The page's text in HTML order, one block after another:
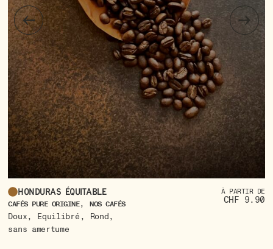
Honduras équitable
CAFÉS PURE ORIGINE, NOS CAFÉS
Doux, Equilibré , Rond,
sans amertume
À PARTIR DE
CHF 9.90